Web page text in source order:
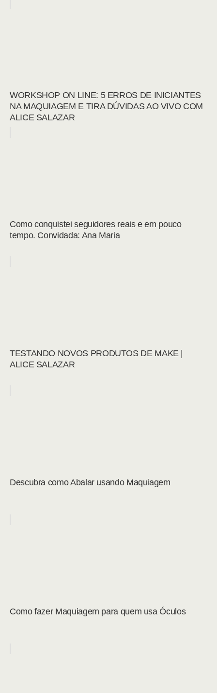
WORKSHOP ON LINE: 5 ERROS DE INICIANTES
NA MAQUIAGEM E TIRA DÚVIDAS AO VIVO COM
ALICE SALAZAR
Como conquistei seguidores reais e em pouco
tempo. Convidada: Ana Maria
TESTANDO NOVOS PRODUTOS DE MAKE |
ALICE SALAZAR
Descubra como Abalar usando Maquiagem
Como fazer Maquiagem para quem usa Óculos